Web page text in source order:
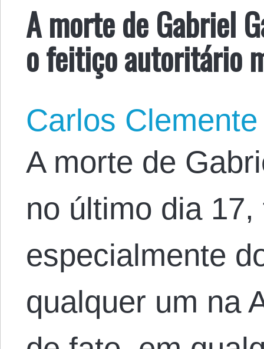
A morte de Gabriel
o feitiço autoritário
Carlos Clemente
A morte de
no último dia
especialmente
qualquer um na